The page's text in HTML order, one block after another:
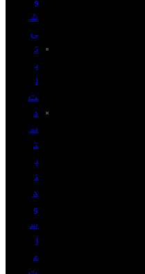
ش
ی
ت
ب
ل
ت
د
س
ت
ب
ن
د
و
س
ا
ع